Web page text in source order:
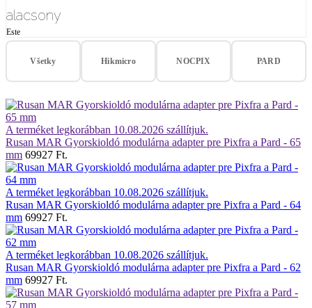
alacsony
Este
Všetky Hikmicro NOCPIX PARD
A terméket legkorábban 10.08.2026 szállítjuk.
Rusan MAR Gyorskioldó modulárna adapter pre Pixfra a Pard - 65
mm 69927 Ft.
A terméket legkorábban 10.08.2026 szállítjuk.
Rusan MAR Gyorskioldó modulárna adapter pre Pixfra a Pard - 64
mm 69927 Ft.
A terméket legkorábban 10.08.2026 szállítjuk.
Rusan MAR Gyorskioldó modulárna adapter pre Pixfra a Pard - 62
mm 69927 Ft.